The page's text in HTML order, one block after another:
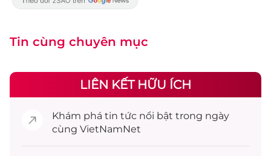
Tin cùng chuyên mục
LIÊN KẾT HỮU ÍCH
Khám phá tin tức nổi bật trong ngày
cùng VietNamNet